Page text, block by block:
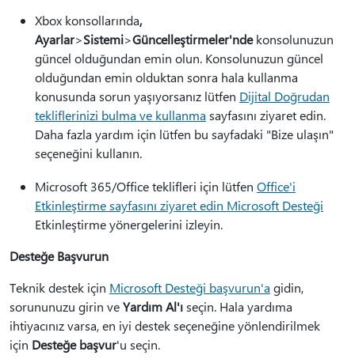
Xbox konsollarında,
Ayarlar>Sistemi>Güncelleştirmeler'ndekonsolunuzun
güncel olduğundan emin olun. Konsolunuzun güncel
olduğundan emin olduktan sonra hala kullanma
konusunda sorun yaşıyorsanız lütfen Dijital Doğrudan
tekliflerinizi bulma ve kullanma sayfasını ziyaret edin.
Daha fazla yardım için lütfen bu sayfadaki "Bize ulaşın"
seçeneğini kullanın.
Microsoft 365/Office teklifleri için lütfen Office'i
Etkinleştirme sayfasını ziyaret edin Microsoft Desteği
Etkinleştirme yönergelerini izleyin.
Desteğe Başvurun
Teknik destek için Microsoft Desteği başvurun'a gidin,
sorununuzu girin veYardım Al'ıseçin. Hala yardıma
ihtiyacınız varsa, en iyi destek seçeneğine yönlendirilmek
için Desteğe başvur'u seçin.